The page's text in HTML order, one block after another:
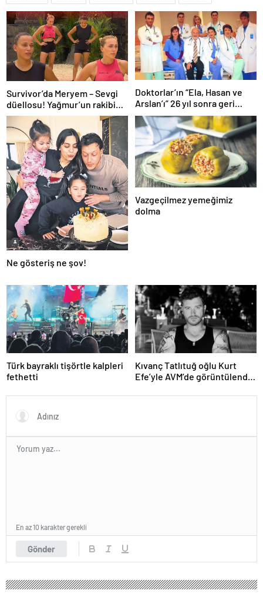
Survivor’da Meryem – Sevgi
düellosu! Yağmur’un rakibi
belli oldu
Doktorlar’ın “Ela, Hasan ve
Arslan’ı” 26 yıl sonra geri
döndü! Bakın yıllar onları
nasıl değiştirmiş…
Ne gösteriş ne şov!
Vazgeçilmez yemeğimiz
dolma
Türk bayraklı tişörtle kalpleri
fethetti
Kıvanç Tatlıtuğ oğlu Kurt
Efe’yle AVM’de görüntülendi!
Gönder
En az 10 karakter gerekli